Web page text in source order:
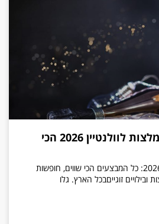
תהיו רומנטיים: המלצות לוולנטיין 2026 הכי
המדריך המלא לוולנטיין 2026: כל המבצעים הכי שווים, חופשות
ובילויים זוגייםבכל הארץ. גלו